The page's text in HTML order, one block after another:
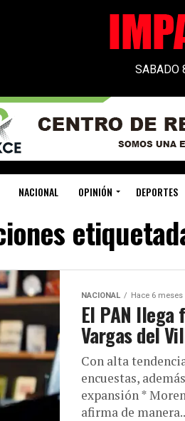
SABADO
NACIONAL OPINIÓN DEPORTES
NACIONAL Hace 6 meses
El PAN
Vargas del
Con alta
encuestas,
expansión *
afirma de